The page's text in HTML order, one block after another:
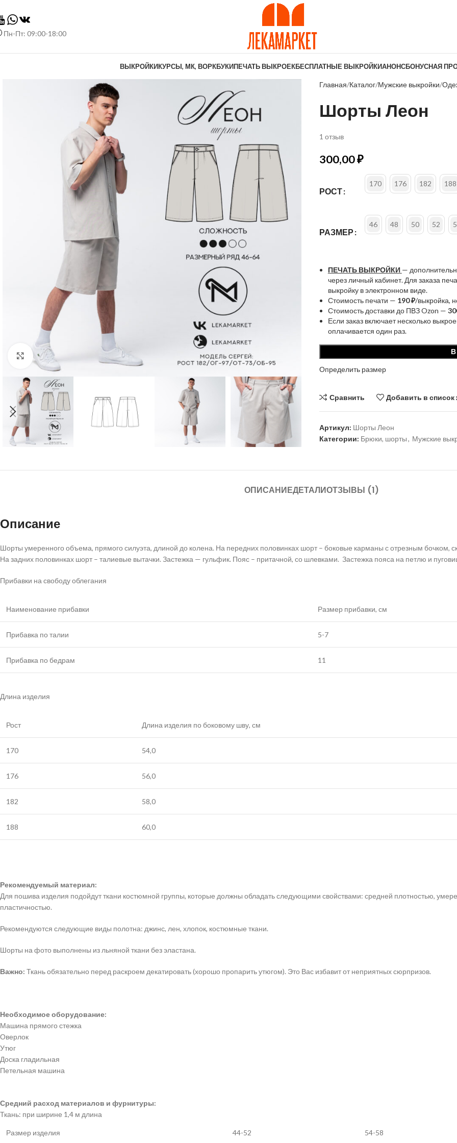
Пн-Пт: 09:00-18:00
ВЫКРОЙКИКУРСЫ, МК, ВОРКБУКИПЕЧАТЬ ВЫКРОЕКБЕСПЛАТНЫЕ ВЫКРОЙКИАНОНСБОНУСНАЯ
Нажмите, чтобы увеличить
Главная Каталог Мужские выкройки
Шорты Леон
1 отзыв
300,00₽
РОСТ
170 176 182 188
РАЗМЕР
46 48 50 52
ПЕЧАТЬ ВЫКРОЙКИ —
через личный кабинет. Для заказа
выкройку в электронном виде.
Стоимость печати — 190 ₽/выкройка,
Стоимость доставки до ПВЗ Ozon —
Если заказ включает несколько
оплачивается один раз.
Определить размер
Сравнить Добавить в список
Артикул: Шорты Леон
Категории: Брюки, шорты, Мужские
ОПИСАНИЕДЕТАЛИОТЗЫВЫ (1)
Описание
Шорты умеренного объема, прямого силуэта, длиной до колена. На передних половинках шорт – боковые карманы с отрезным бочком,
На задних половинках шорт – талиевые вытачки. Застежка — гульфик. Пояс – притачной, со шлевками. Застежка пояса на петлю и
Прибавки на свободу облегания
Наименование прибавки Размер прибавки, см
Прибавка по талии 5-7
Прибавка по бедрам 11
Длина изделия
Рост Длина изделия по боковому шву, см
170 54,0
176 56,0
182 58,0
188 60,0
Рекомендуемый материал:
Для пошива изделия подойдут ткани костюмной группы, которые должны обладать следующими свойствами: средней плотностью,
пластичностью.
Рекомендуются следующие виды полотна: джинс, лен, хлопок, костюмные ткани.
Шорты на фото выполнены из льняной ткани без эластана.
Важно: Ткань обязательно перед раскроем декатировать (хорошо пропарить утюгом). Это Вас избавит от неприятных сюрпризов.
Необходимое оборудование:
Машина прямого стежка
Оверлок
Утюг
Доска гладильная
Петельная машина
Средний расход материалов и фурнитуры:
Ткань: при ширине 1,4 м длина
Размер изделия 44-52 54-58